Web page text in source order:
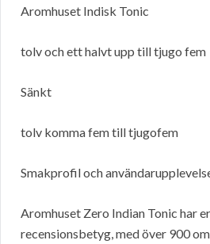
Aromhuset Indisk Tonic
tolv och ett halvt upp till tjugo fem
Sänkt
tolv komma fem till tjugofem
Smakprofil och
Aromhuset Zero Indian Tonic har
recensionsbetyg, med över 900